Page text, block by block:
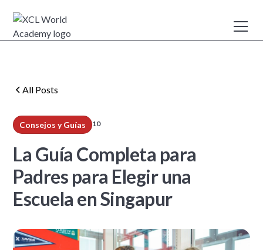
All Posts
Consejos y Guías 10min read
La Guía Completa para
Padres para Elegir una
Escuela en Singapur